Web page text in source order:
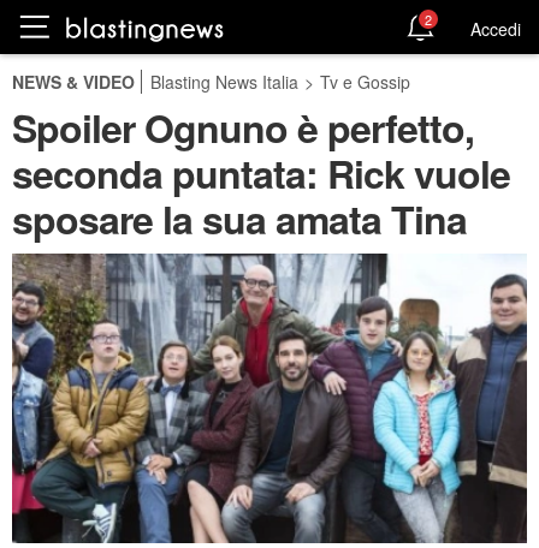
2 Accedi
NEWS & VIDEO Blasting News Italia > Tv e Gossip
Spoiler Ognuno è perfetto,
seconda puntata: Rick vuole
sposare la sua amata Tina